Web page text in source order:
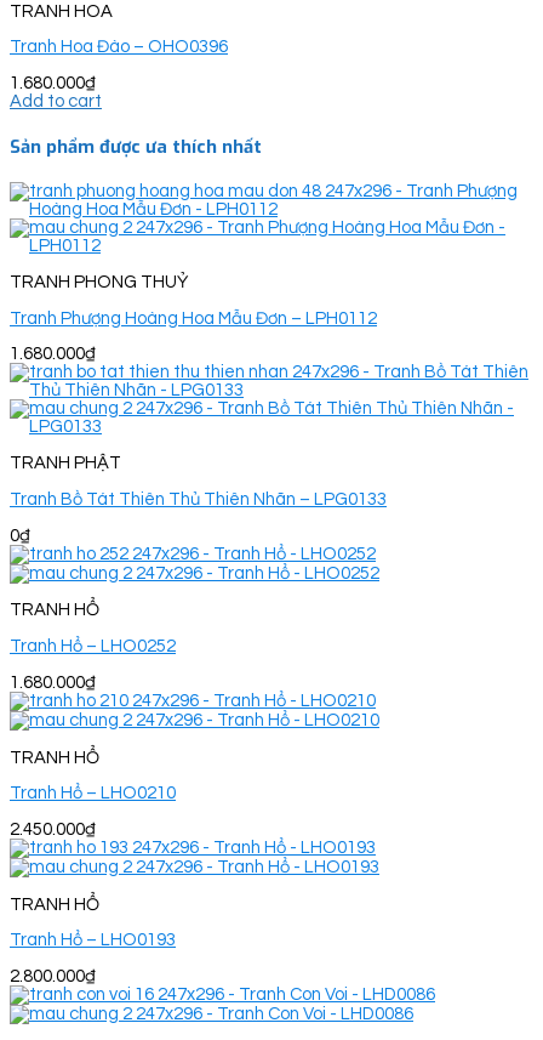
TRANH HOA
Tranh Hoa Đào – OHO0396
1.680.000₫
Add to cart
Sản phẩm được ưa thích nhất
TRANH PHONG THUỶ
Tranh Phượng Hoàng Hoa Mẫu Đơn – LPH0112
1.680.000₫
TRANH PHẬT
Tranh Bồ Tát Thiên Thủ Thiên Nhãn – LPG0133
0₫
TRANH HỔ
Tranh Hổ – LHO0252
1.680.000₫
TRANH HỔ
Tranh Hổ – LHO0210
2.450.000₫
TRANH HỔ
Tranh Hổ – LHO0193
2.800.000₫